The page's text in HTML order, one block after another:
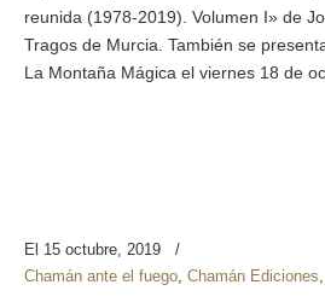
reunida (1978-2019). Volumen I» de
Tragos de Murcia. También se
La Montaña Mágica el viernes 18 de
El 15 octubre, 2019
/
Chamán ante el fuego, Chamán Ediciones,